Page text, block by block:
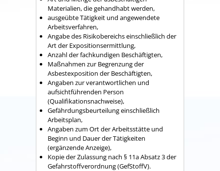
Materialien, die gehandhabt werden,
ausgeübte Tätigkeit und angewendete
Arbeitsverfahren,
Angabe des Risikobereichs einschließlich der
Art der Expositionsermittlung,
Anzahl der fachkundigen Beschäftigten,
Maßnahmen zur Begrenzung der
Asbestexposition der Beschäftigten,
Angaben zur verantwortlichen und
aufsichtführenden Person
(Qualifikationsnachweise),
Gefährdungsbeurteilung einschließlich
Arbeitsplan,
Angaben zum Ort der Arbeitsstätte und
Beginn und Dauer der Tätigkeiten
(ergänzende Anzeige),
Kopie der Zulassung nach § 11a Absatz 3 der
Gefahrstoffverordnung (GefStoffV).